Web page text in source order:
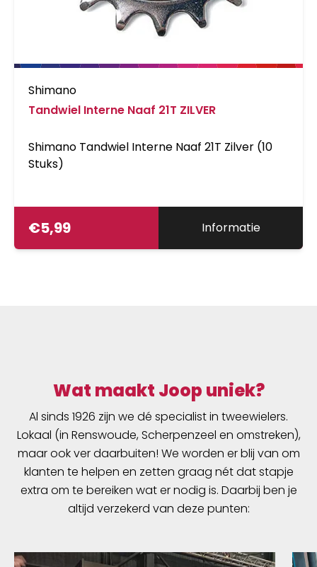
Shimano
Tandwiel Interne Naaf 21T ZILVER
Shimano Tandwiel Interne Naaf 21T Zilver (10
Stuks)
€5,99 Informatie
Wat maakt Joop uniek?
Al sinds 1926 zijn we dé specialist in tweewielers.
Lokaal (in Renswoude, Scherpenzeel en omstreken),
maar ook ver daarbuiten! We worden er blij van om
klanten te helpen en zetten graag nét dat stapje
extra om te bereiken wat er nodig is. Daarbij ben je
altijd verzekerd van deze punten: